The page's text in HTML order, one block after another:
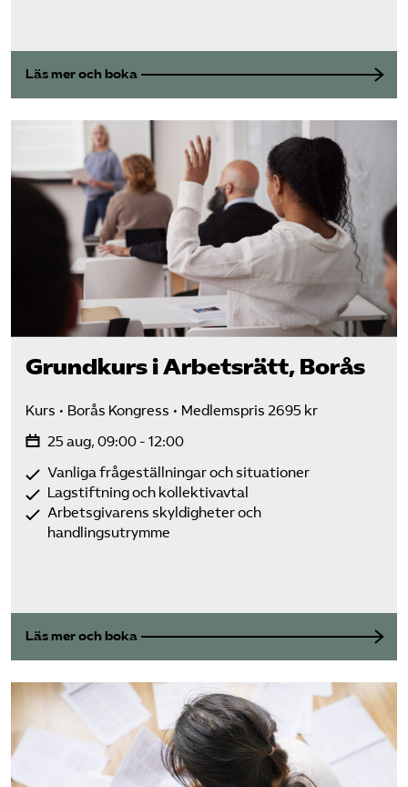
Läs mer och boka
Grundkurs i Arbetsrätt, Borås
Kurs Borås Kongress
Medlemspris 2695 kr
25 aug, 09:00 - 12:00
Vanliga frågeställningar och situationer
Lagstiftning och kollektivavtal
Arbetsgivarens skyldigheter och
handlingsutrymme
Läs mer och boka